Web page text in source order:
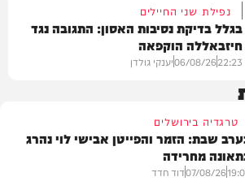
נפילת שני החיילים
בגלל בדיקת נסיבות האסון: התגובה נגד
חיזבאללה הוקפאה
22:23
06/08/26יענקי גולדן
טרגדיה בירושלים
שבת: הזמר והפייטן אבישי לוי נהרג
מחרידה
07/08/26דוד חדד